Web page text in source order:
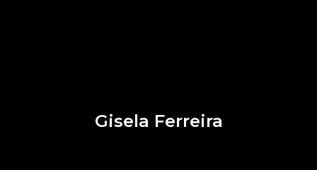
Gisela Ferreira